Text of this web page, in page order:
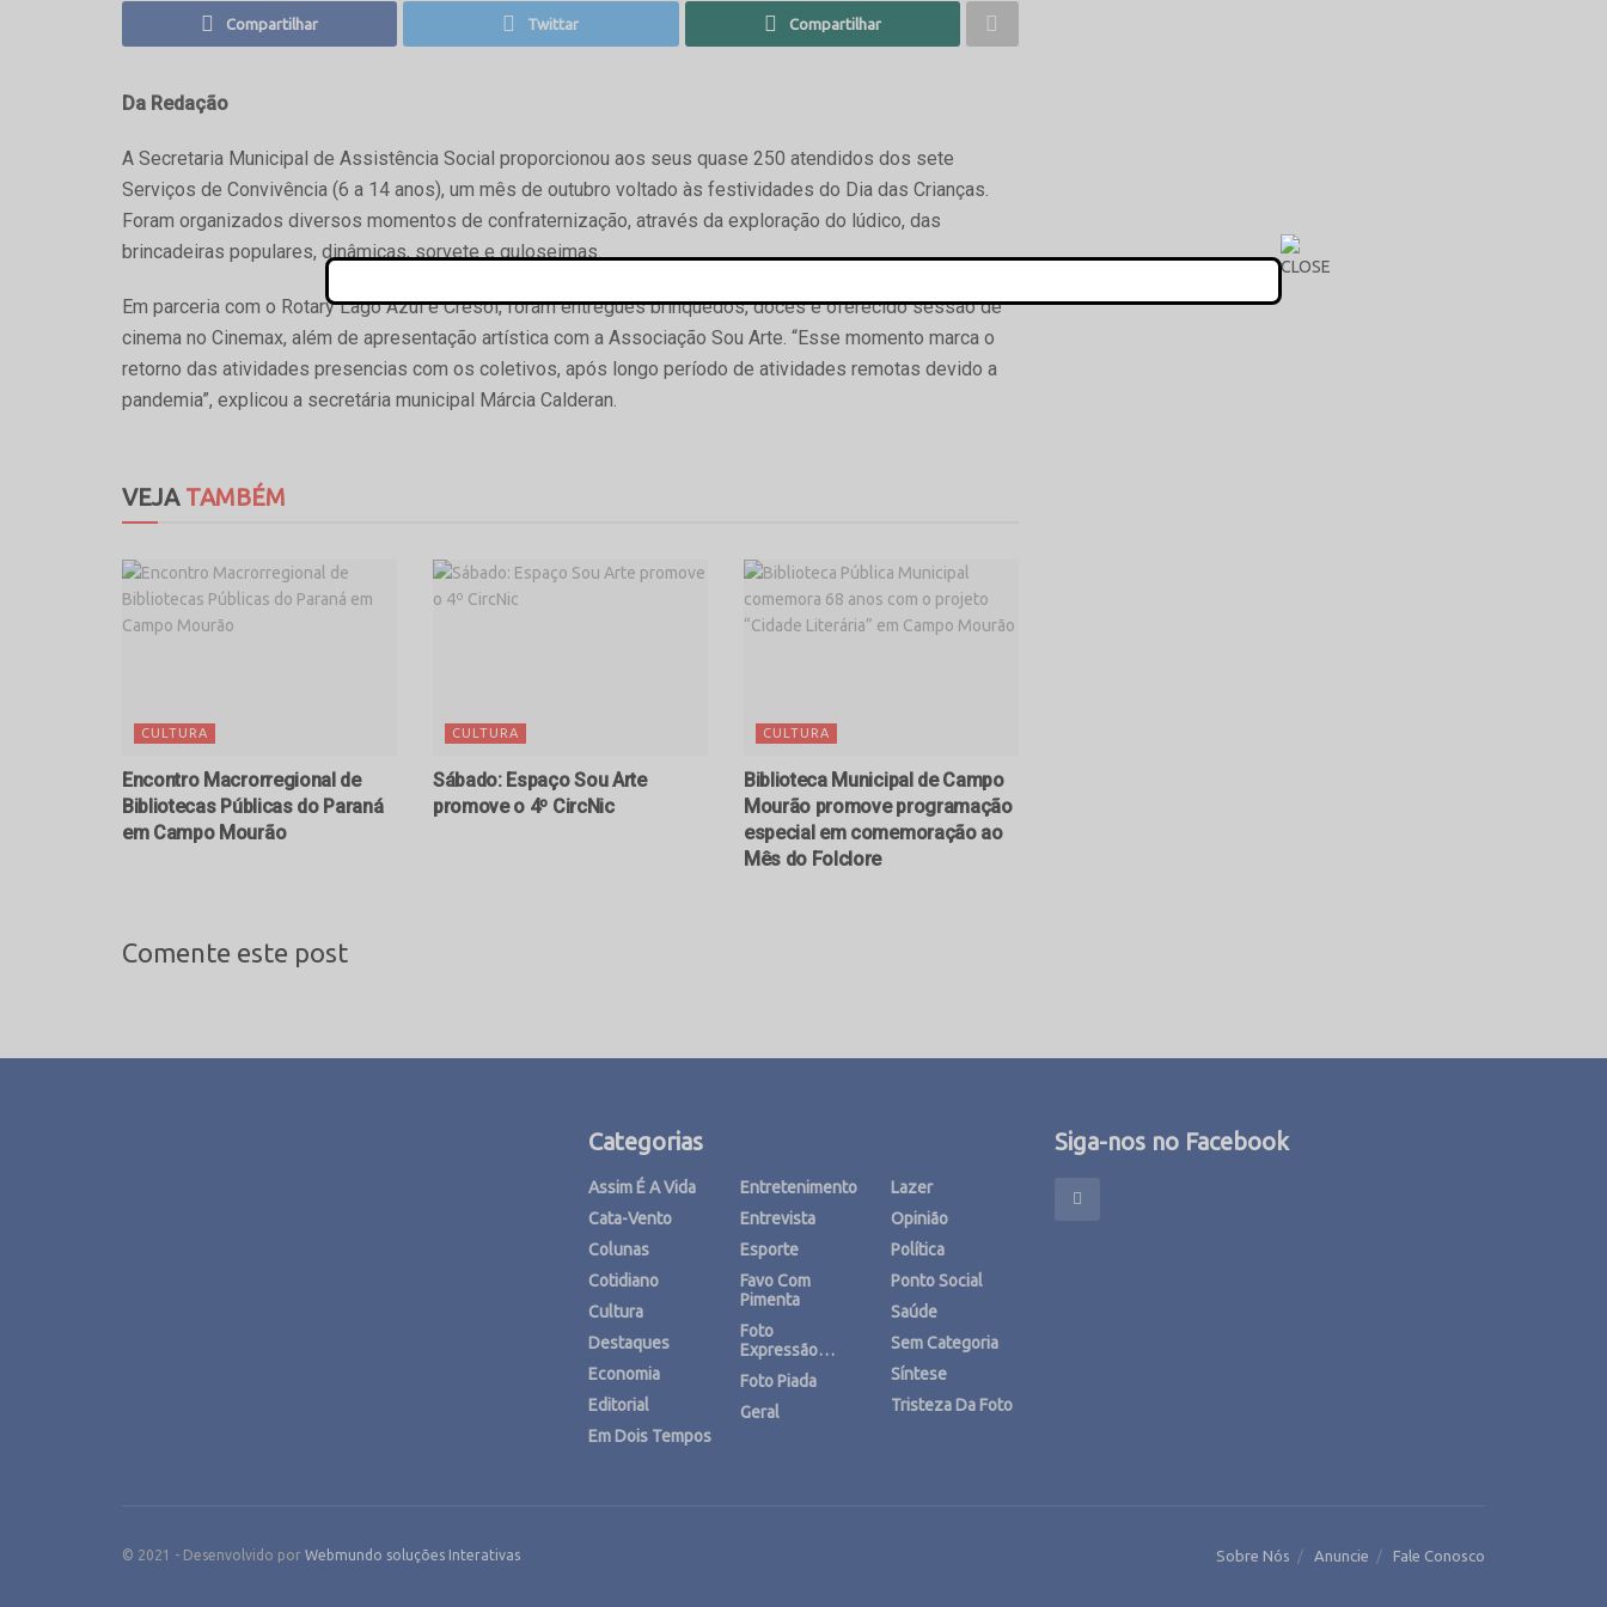
Compartilhar Twittar Compartilhar
Da Redação
A Secretaria Municipal de Assistência Social proporcionou aos seus quase 250 atendidos dos sete
Serviços de Convivência (6 a 14 anos), um mês de outubro voltado às festividades do Dia das Crianças.
Foram organizados diversos momentos de confraternização, através da exploração do lúdico, das
brincadeiras populares, dinâmicas, sorvete e guloseimas.
Em parceria com o Rotary Lago Azul e Cresol, foram entregues brinquedos, doces e oferecido sessão de
cinema no Cinemax, além de apresentação artística com a Associação Sou Arte. “Esse momento marca o
retorno das atividades presencias com os coletivos, após longo período de atividades remotas devido a
pandemia”, explicou a secretária municipal Márcia Calderan.
VEJATAMBÉM
CULTURA
Encontro Macrorregional de
Bibliotecas Públicas do Paraná
em Campo Mourão
CULTURA
Sábado: Espaço Sou Arte
promove o 4º CircNic
CULTURA
Biblioteca Municipal de Campo
Mourão promove programação
especial em comemoração ao
Mês do Folclore
Comente este post
Categorias
Assim É A Vida
Cata-Vento
Colunas
Cotidiano
Cultura
Destaques
Economia
Editorial
Em Dois Tempos
Entretenimento
Entrevista
Esporte
Favo Com
Pimenta
Foto
Expressão…
Foto Piada
Geral
Lazer
Opinião
Política
Ponto Social
Saúde
Sem Categoria
Síntese
Tristeza Da Foto
Siga-nos no Facebook
Sobre Nós Anuncie Fale Conosco
© 2021 - Desenvolvido por Webmundo soluções Interativas